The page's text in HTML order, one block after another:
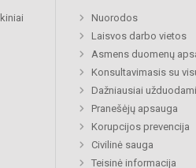
Nuorodos
Laisvos darbo vietos
Asmens duomenų
Konsultavimasis su
Dažniausiai
Pranešėjų apsauga
Korupcijos prevencija
Civilinė sauga
Teisinė informacija